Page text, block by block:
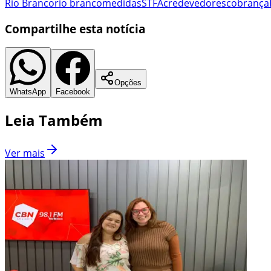
Rio Brancorio brancomedidasSTFAcredevedorescobrança
Compartilhe esta notícia
WhatsApp Facebook
Opções
Leia Também
Ver mais